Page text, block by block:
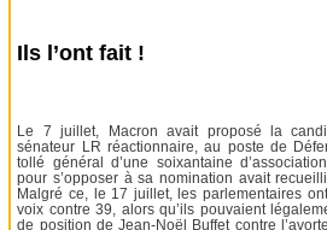
Ils l’ont fait !
Le 7 juillet, Macron avait proposé la
sénateur LR réactionnaire, au poste de
tollé général d’une soixantaine
pour s’opposer à sa nomination avait
Malgré ce, le 17 juillet, les parlementaires
voix contre 39, alors qu’ils pouvaient
de position de Jean-Noël Buffet contre